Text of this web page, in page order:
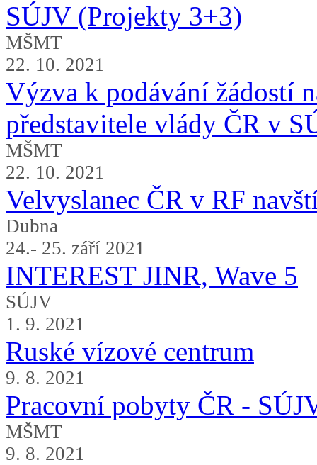
SÚJV (Projekty 3+3)
MŠMT
22. 10. 2021
Výzva k podávání žádostí
představitele vlády ČR v
MŠMT
22. 10. 2021
Velvyslanec ČR v RF
Dubna
24.- 25. září 2021
INTEREST JINR, Wave 5
SÚJV
1. 9. 2021
Ruské vízové centrum
9. 8. 2021
Pracovní pobyty ČR -
MŠMT
9. 8. 2021